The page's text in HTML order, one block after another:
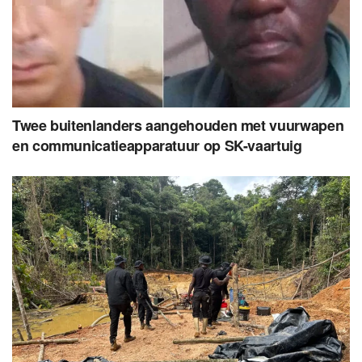
Twee buitenlanders aangehouden met vuurwapen
en communicatieapparatuur op SK-vaartuig